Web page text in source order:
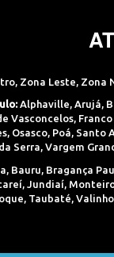
Zona Leste Zona
Alphaville, Arujá,
Vasconcelos, Franco
, Osasco, Poá, Santo
Serra, Vargem
Bauru Bragança
Jundiaí
Taubaté